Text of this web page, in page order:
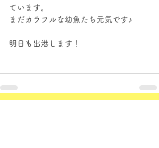
ています。
まだカラフルな幼魚たち元気です♪
明日も出港します！